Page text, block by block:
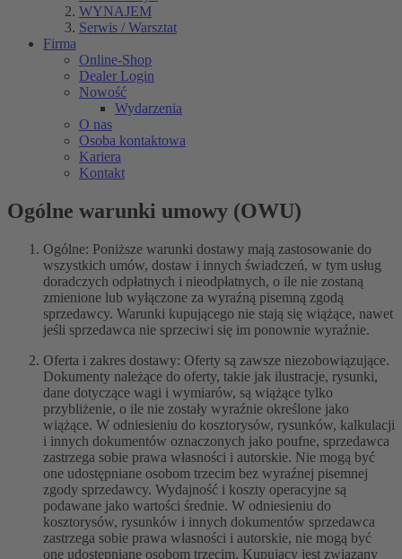
WYNAJEM
Serwis / Warsztat
Firma
Online-Shop
Dealer Login
Nowość
Wydarzenia
O nas
Osoba kontaktowa
Kariera
Kontakt
Ogólne warunki umowy (OWU)
Ogólne: Poniższe warunki dostawy mają zastosowanie do
wszystkich umów, dostaw i innych świadczeń, w tym usług
doradczych odpłatnych i nieodpłatnych, o ile nie zostaną
zmienione lub wyłączone za wyraźną pisemną zgodą
sprzedawcy. Warunki kupującego nie stają się wiążące, nawet
jeśli sprzedawca nie sprzeciwi się im ponownie wyraźnie.
Oferta i zakres dostawy: Oferty są zawsze niezobowiązujące.
Dokumenty należące do oferty, takie jak ilustracje, rysunki,
dane dotyczące wagi i wymiarów, są wiążące tylko
przybliżenie, o ile nie zostały wyraźnie określone jako
wiążące. W odniesieniu do kosztorysów, rysunków, kalkulacji
i innych dokumentów oznaczonych jako poufne, sprzedawca
zastrzega sobie prawa własności i autorskie. Nie mogą być
one udostępniane osobom trzecim bez wyraźnej pisemnej
zgody sprzedawcy. Wydajność i koszty operacyjne są
podawane jako wartości średnie. W odniesieniu do
kosztorysów, rysunków i innych dokumentów sprzedawca
zastrzega sobie prawa własności i autorskie, nie mogą być
one udostępniane osobom trzecim. Kupujący jest związany